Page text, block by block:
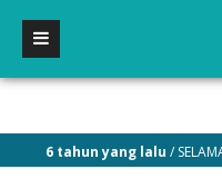
6 tahun yang lalu/ SELAMAT